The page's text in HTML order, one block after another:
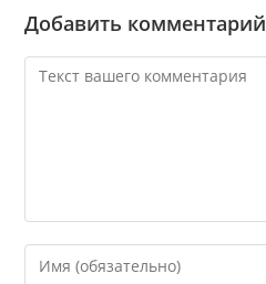
Добавить комментарий